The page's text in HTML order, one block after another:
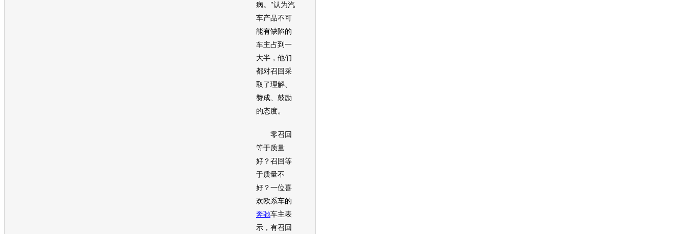
病。"认为汽
车产品不可
能有缺陷的
车主占到一
大半，他们
都对召回 采
取了理解、
赞成、鼓励
的态度。
零召回
等于质量
好？ 召回 等
于质量不
好？一位喜
欢欧系车的
奔驰车主表
示，有召回